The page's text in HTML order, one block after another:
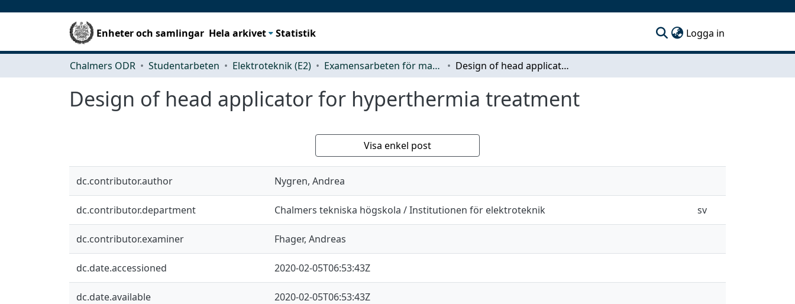
Enheter och samlingar Hela arkivet Statistik Logga in
Chalmers ODR Studentarbeten Elektroteknik (E2) Examensarbeten för masterexamen Design of head applicator for hyperthermia treatment
Design of head applicator for hyperthermia treatment
Visa enkel post
dc.contributor.author Nygren, Andrea
dc.contributor.department Chalmers tekniska högskola / Institutionen för elektroteknik sv
dc.contributor.examiner Fhager, Andreas
dc.date.accessioned 2020-02-05T06:53:43Z
dc.date.available 2020-02-05T06:53:43Z